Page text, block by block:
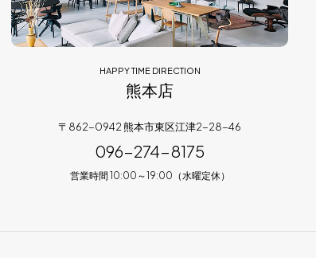
HAPPY TIME DIRECTION
熊本店
〒862-0942 熊本市東区江津2-28-46
096-274-8175
営業時間 10:00～19:00（水曜定休）